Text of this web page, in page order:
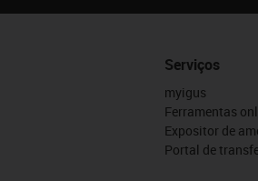
Serviços
myigus
Ferramentas
Expositor de
Portal de